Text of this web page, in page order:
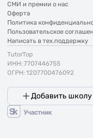
СМИ и премии о нас
Оферта
Политика
Пользовательское
Написать в тех.поддержку
TutorTop
ИНН: 7707446755
ОГРН: 1207700476092
Добавить